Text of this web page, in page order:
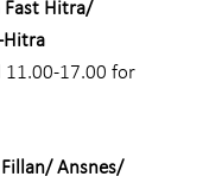
Fast Hitra/
Hitra
11.00-17.00 for
Ansnes/